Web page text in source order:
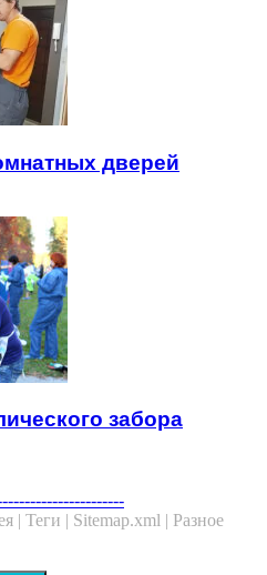
дверей
забора
| Теги | Sitemap.xml | Разное